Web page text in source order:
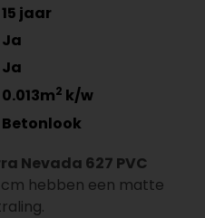
15 jaar
Ja
Ja
0.013m2 k/w
Betonlook
Nevada 627 PVC
cm hebben een matte